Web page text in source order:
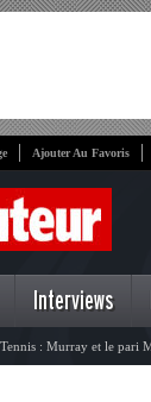
Ajouter Au Favoris
Interviews
Tennis : Murray et le pari